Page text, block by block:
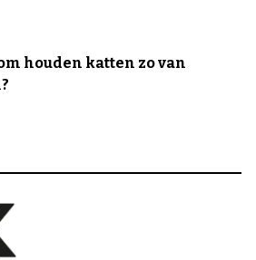
houden katten zo van